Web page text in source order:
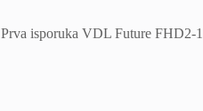
Prva isporuka VDL Future FHD2-